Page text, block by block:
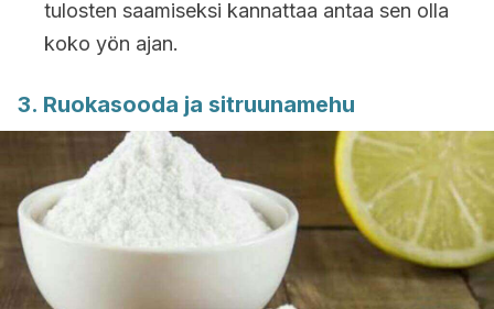
tulosten saamiseksi kannattaa antaa sen olla
koko yön ajan.
3. Ruokasooda ja sitruunamehu